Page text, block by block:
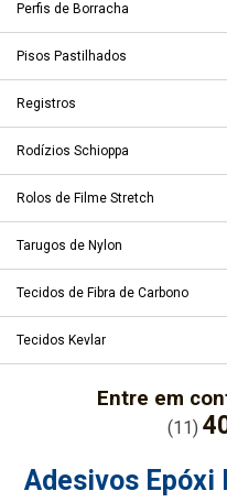
Perfis de Borracha
Pisos Pastilhados
Registros
Rodízios Schioppa
Rolos de Filme Stretch
Tarugos de Nylon
Tecidos de Fibra de Carbono
Tecidos Kevlar
Entre em
(11)
Adesivos